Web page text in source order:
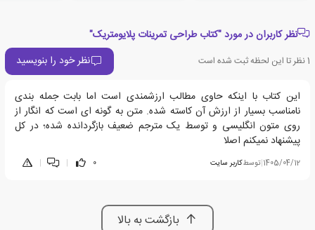
نظر کاربران در مورد "کتاب طراحی تمرینات پلایومتریک"
1نظر تا این لحظه ثبت شده است نظر خود را بنویسید
این کتاب با اینکه حاوی مطالب ارزشمندی است اما بابت جمله بندی
نامناسب بسیار از ارزش آن کاسته شده. متن به گونه ای است که انگار از
روی متون انگلیسی و توسط یک مترجم ضعیف بازگردانده شده؛ در کل
پیشنهاد نمیکنم اصلا
1405/04/12
|توسطکاربر سایت 0
|
|
بازگشت به بالا